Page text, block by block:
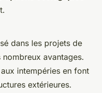
dans les projets de
avantages.
intempéries en font
extérieures.